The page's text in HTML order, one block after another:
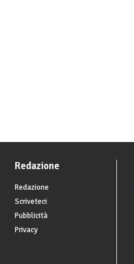
Redazione
Redazione
Scriveteci
Pubblicità
Privacy